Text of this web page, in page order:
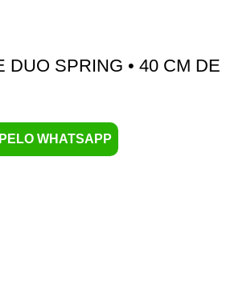
DUO SPRING • 40 CM DE
WHATSAPP